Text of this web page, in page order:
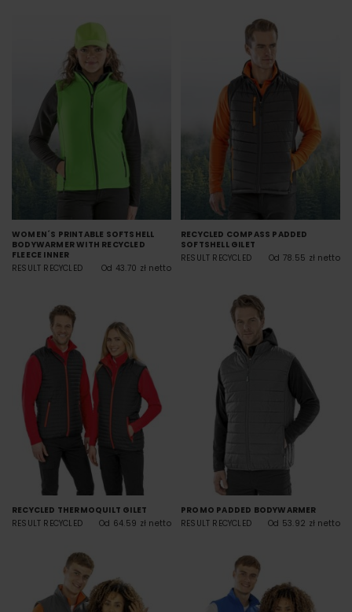
WOMEN´S PRINTABLE SOFTSHELL
BODYWARMER WITH RECYCLED
FLEECE INNER
RESULT RECYCLED
Od 43.70 zł netto
RECYCLED COMPASS PADDED
SOFTSHELL GILET
RESULT RECYCLED
Od 78.55 zł netto
RECYCLED THERMOQUILT GILET
RESULT RECYCLED
Od 64.59 zł netto
PROMO PADDED BODYWARMER
RESULT RECYCLED
Od 53.92 zł netto